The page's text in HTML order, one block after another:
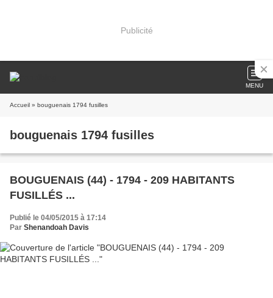
Publicité
MENU
Accueil » bouguenais 1794 fusilles
bouguenais 1794 fusilles
BOUGUENAIS (44) - 1794 - 209 HABITANTS
FUSILLÉS ...
Publié le 04/05/2015 à 17:14
Par Shenandoah Davis